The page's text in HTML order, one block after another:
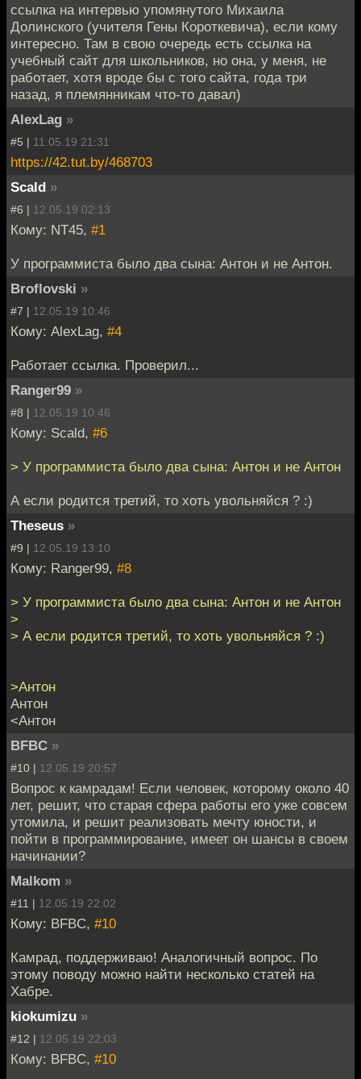
ссылка на интервью упомянутого Михаила
Долинского (учителя Гены Короткевича), если кому
интересно. Там в свою очередь есть ссылка на
учебный сайт для школьников, но она, у меня, не
работает, хотя вроде бы с того сайта, года три
назад, я племянникам что-то давал)
AlexLag »
#5 | 11.05.19 21:31
https://42.tut.by/468703
Scald »
#6 | 12.05.19 02:13
Кому: NT45, #1
У программиста было два сына: Антон и не Антон.
Broflovski »
#7 | 12.05.19 10:46
Кому: AlexLag, #4
Работает ссылка. Проверил...
Ranger99 »
#8 | 12.05.19 10:46
Кому: Scald, #6
> У программиста было два сына: Антон и не Антон
А если родится третий, то хоть увольняйся ? :)
Theseus »
#9 | 12.05.19 13:10
Кому: Ranger99, #8
> У программиста было два сына: Антон и не Антон
>
> А если родится третий, то хоть увольняйся ? :)
>Антон
Антон
<Антон
BFBC »
#10 | 12.05.19 20:57
Вопрос к камрадам! Если человек, которому около 40
лет, решит, что старая сфера работы его уже совсем
утомила, и решит реализовать мечту юности, и
пойти в программирование, имеет он шансы в своем
начинании?
Malkom »
#11 | 12.05.19 22:02
Кому: BFBC, #10
Камрад, поддерживаю! Аналогичный вопрос. По
этому поводу можно найти несколько статей на
Хабре.
kiokumizu »
#12 | 12.05.19 22:03
Кому: BFBC, #10